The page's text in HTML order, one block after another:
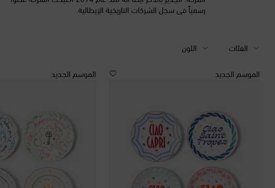
رسمياً في سجل الشركات التاريخية الإيطالية.
الفئات اللون
الموسم الجديد
الموسم الجديد